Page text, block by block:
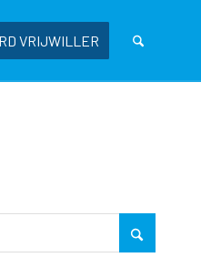
VRIJWILLER